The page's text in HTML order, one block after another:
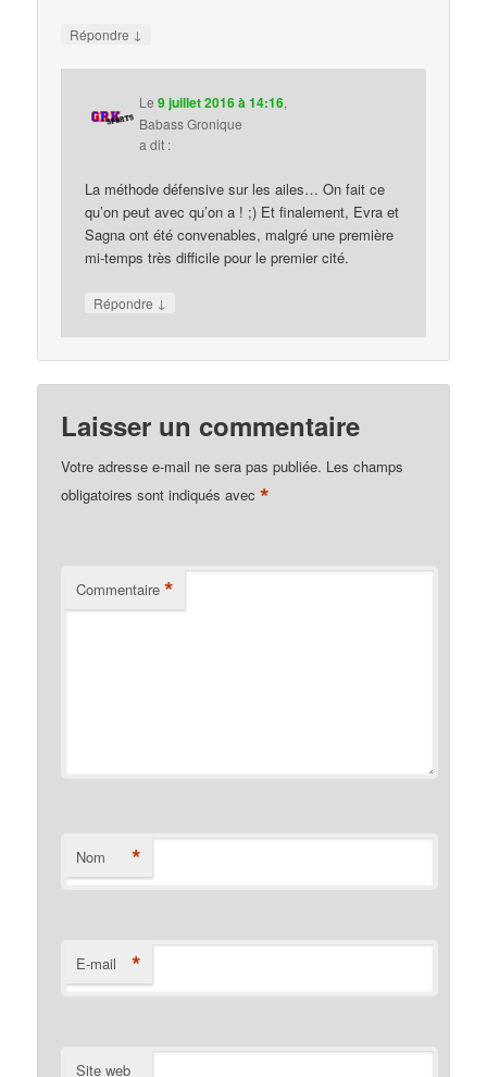
Répondre ↓
Le9 juillet 2016 à 14:16,
Babass Gronique
a dit :
La méthode défensive sur les ailes… On fait ce
qu’on peut avec qu’on a ! ;) Et finalement, Evra et
Sagna ont été convenables, malgré une première
mi-temps très difficile pour le premier cité.
Répondre ↓
Laisser un commentaire
Votre adresse e-mail ne sera pas publiée. Les champs
obligatoires sont indiqués avec*
Commentaire *
Nom *
E-mail *
Site web